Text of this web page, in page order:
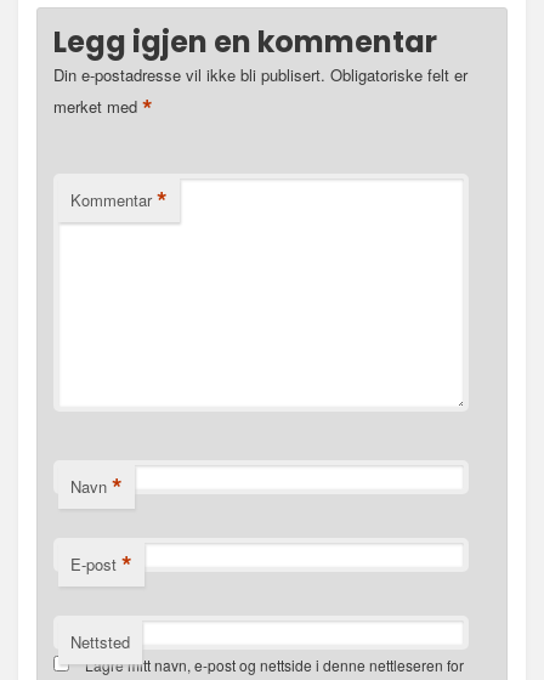
Legg igjen en kommentar
Din e-postadresse vil ikke bli publisert. Obligatoriske felt er
merket med *
Kommentar *
Navn *
E-post *
Nettsted
Lagre mitt navn, e-post og nettside i denne nettleseren for